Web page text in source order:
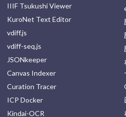
IIIF Tsukushi Viewer
KuroNet Text Editor
vdiff.js
vdiff-seq.js
JSONkeeper
Canvas Indexer
Curation Tracer
ICP Docker
Kindai-OCR